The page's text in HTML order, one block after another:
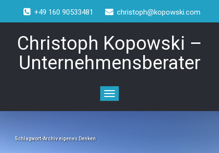
+49 160 90533481 christoph@kopowski.com
Christoph Kopowski –
Unternehmensberater
Toggle
navigation
Schlagwort-Archiveigenes Denken